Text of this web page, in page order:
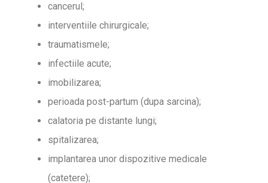
cancerul;
interventiile chirurgicale;
traumatismele;
infectiile acute;
imobilizarea;
perioada post-partum (dupa sarcina);
calatoria pe distante lungi;
spitalizarea;
implantarea unor dispozitive medicale
(catetere);